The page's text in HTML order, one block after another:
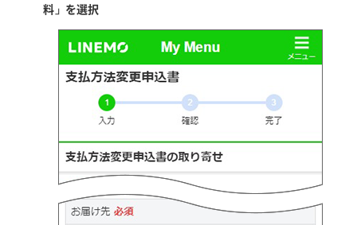
料」を選択